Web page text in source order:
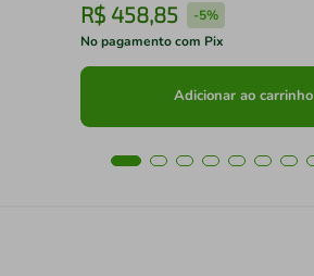
R$ 458,85 -5%
No pagamento com Pix
Adicionar ao carrinho